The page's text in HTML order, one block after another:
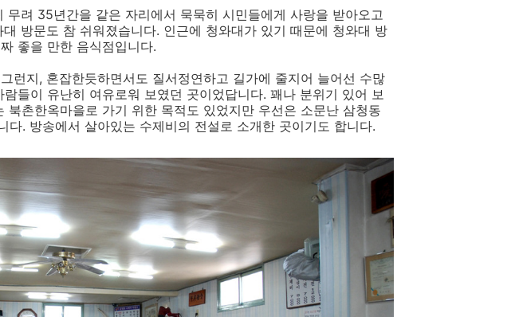
무려 35년간을 같은 자리에서 묵묵히 시민들에게 사랑을 받아오고
방문도 참 쉬워졌습니다. 인근에 청와대가 있기 때문에 청와대 방
좋을 만한 음식점입니다.
런지, 혼잡한듯하면서도 질서정연하고 길가에 줄지어 늘어선 수많
들이 유난히 여유로워 보였던 곳이었답니다. 꽤나 분위기 있어 보
북촌한옥마을로 가기 위한 목적도 있었지만 우선은 소문난 삼청동
다. 방송에서 살아있는 수제비의 전설로 소개한 곳이기도 합니다.